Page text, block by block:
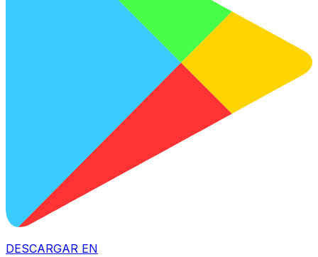
DESCARGAR EN